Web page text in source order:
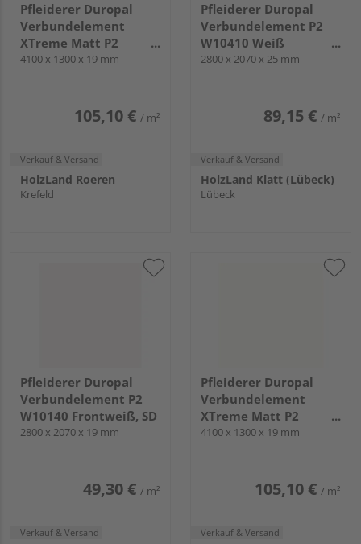
Pfleiderer Duropal
Verbundelement
XTreme Matt P2
U12000
4100 x 1300 x 19 mm
105,10 € / m²
Verkauf & Versand
HolzLand Roeren
Krefeld
Pfleiderer Duropal
Verbundelement P2
W10410 Weiß
deckend, MP
2800 x 2070 x 25 mm
89,15 € / m²
Verkauf & Versand
HolzLand Klatt (Lübeck)
Lübeck
Pfleiderer Duropal
Verbundelement P2
W10140 Frontweiß, SD
2800 x 2070 x 19 mm
49,30 € / m²
Verkauf & Versand
Pfleiderer Duropal
Verbundelement
XTreme Matt P2
U11026 Kristallweiß,
4100 x 1300 x 19 mm
105,10 € / m²
Verkauf & Versand